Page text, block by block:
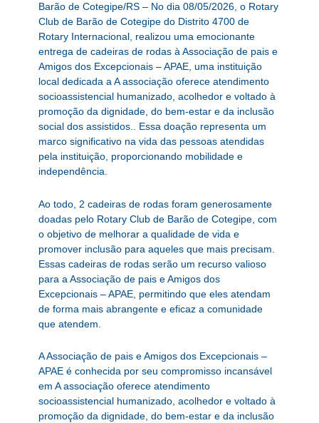
Barão de Cotegipe/RS – No dia 08/05/2026, o Rotary
Club de Barão de Cotegipe do Distrito 4700 de
Rotary Internacional, realizou uma emocionante
entrega de cadeiras de rodas à Associação de pais e
Amigos dos Excepcionais – APAE, uma instituição
local dedicada a A associação oferece atendimento
socioassistencial humanizado, acolhedor e voltado à
promoção da dignidade, do bem-estar e da inclusão
social dos assistidos.. Essa doação representa um
marco significativo na vida das pessoas atendidas
pela instituição, proporcionando mobilidade e
independência.
Ao todo, 2 cadeiras de rodas foram generosamente
doadas pelo Rotary Club de Barão de Cotegipe, com
o objetivo de melhorar a qualidade de vida e
promover inclusão para aqueles que mais precisam.
Essas cadeiras de rodas serão um recurso valioso
para a Associação de pais e Amigos dos
Excepcionais – APAE, permitindo que eles atendam
de forma mais abrangente e eficaz a comunidade
que atendem.
A Associação de pais e Amigos dos Excepcionais –
APAE é conhecida por seu compromisso incansável
em A associação oferece atendimento
socioassistencial humanizado, acolhedor e voltado à
promoção da dignidade, do bem-estar e da inclusão